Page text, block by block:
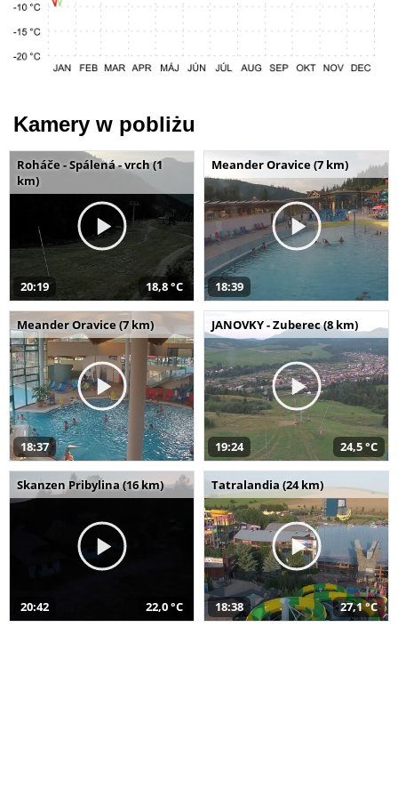
Kamery w pobliżu
Roháče - Spálená - vrch (1
km)
20:19 18,8 °C
Meander Oravice (7 km)
18:39
Meander Oravice (7 km)
18:37
JANOVKY - Zuberec (8 km)
19:24 24,5 °C
Skanzen Pribylina (16 km)
20:42 22,0 °C
Tatralandia (24 km)
18:38 27,1 °C